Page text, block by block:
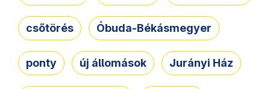
csőtörés Óbuda-Békásmegyer
ponty új állomások Jurányi Ház